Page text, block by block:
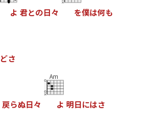
よ 君との日々 を僕は何も
どさ
戻らぬ日々
Am
よ 明日にはさ